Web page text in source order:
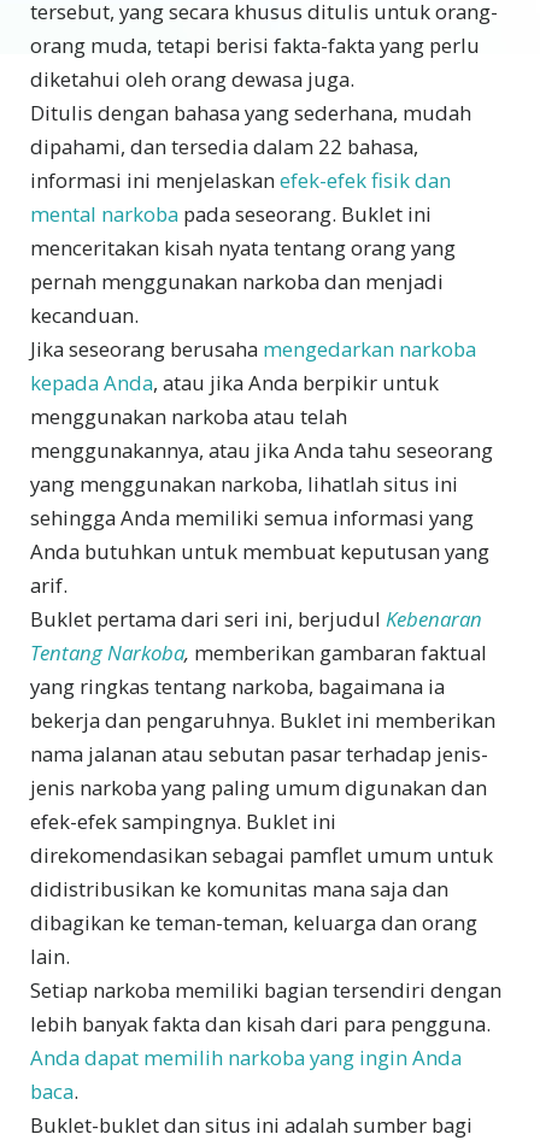
tersebut, yang secara khusus ditulis untuk orang-
orang muda, tetapi berisi fakta-fakta yang perlu
diketahui oleh orang dewasa juga.
Ditulis dengan bahasa yang sederhana, mudah
dipahami, dan tersedia dalam 22 bahasa,
informasi ini menjelaskanefek-efek fisik dan
mental narkoba pada seseorang. Buklet ini
menceritakan kisah nyata tentang orang yang
pernah menggunakan narkoba dan menjadi
kecanduan.
Jika seseorang berusaha mengedarkan narkoba
kepada Anda, atau jika Anda berpikir untuk
menggunakan narkoba atau telah
menggunakannya, atau jika Anda tahu seseorang
yang menggunakan narkoba, lihatlah situs ini
sehingga Anda memiliki semua informasi yang
Anda butuhkan untuk membuat keputusan yang
arif.
Buklet pertama dari seri ini, berjudul Kebenaran
Tentang Narkoba, memberikan gambaran faktual
yang ringkas tentang narkoba, bagaimana ia
bekerja dan pengaruhnya. Buklet ini memberikan
nama jalanan atau sebutan pasar terhadap jenis-
jenis narkoba yang paling umum digunakan dan
efek-efek sampingnya. Buklet ini
direkomendasikan sebagai pamflet umum untuk
didistribusikan ke komunitas mana saja dan
dibagikan ke teman-teman, keluarga dan orang
lain.
Setiap narkoba memiliki bagian tersendiri dengan
lebih banyak fakta dan kisah dari para pengguna.
Anda dapat memilih narkoba yang ingin Anda
baca.
Buklet-buklet dan situs ini adalah sumber bagi